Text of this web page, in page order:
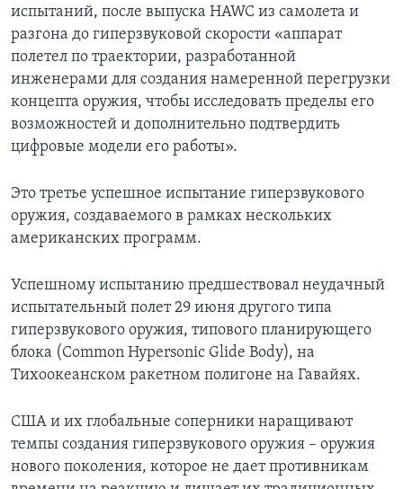
испытаний, после выпуска HAWC из самолета и
разгона до гиперзвуковой скорости «аппарат
полетел по траектории, разработанной
инженерами для создания намеренной перегрузки
концепта оружия, чтобы исследовать пределы его
возможностей и дополнительно подтвердить
цифровые модели его работы».
Это третье успешное испытание гиперзвукового
оружия, создаваемого в рамках нескольких
американских программ.
Успешному испытанию предшествовал неудачный
испытательный полет 29 июня другого типа
гиперзвукового оружия, типового планирующего
блока (Common Hypersonic Glide Body), на
Тихоокеанском ракетном полигоне на Гавайях.
США и их глобальные соперники наращивают
темпы создания гиперзвукового оружия – оружия
нового поколения, которое не дает противникам